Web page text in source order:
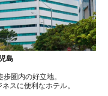
島
圏内の好立地。
スに便利なホテル。